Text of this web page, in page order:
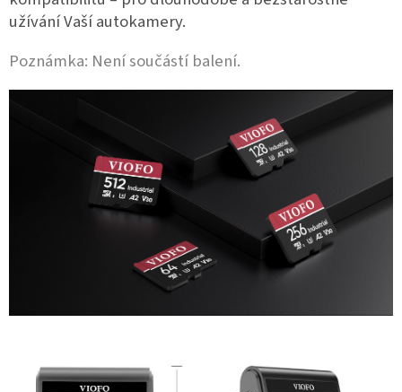
užívání Vaší autokamery.
Poznámka: Není součástí balení.